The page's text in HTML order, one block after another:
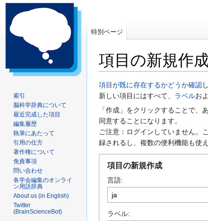
項目の新規作
ナ
ビ
ゲ
ー
シ
ョ
検
索
に
移
動
項目が既に存在するかどうか確認
新しい項目にはすべて、 ラベルお
「作成」をクリックすることで、
同意することになります。
ご注意：ログインしていません。
録されるし、複数の便利機能も使
項目の新規作成
言語:
ラベル:
特別ページ
索引
脳科学辞典について
最近完成した項目
編集履歴
執筆にあたって
引用の仕方
著作権について
免責事項
問い合わせ
各学会編集のオンライ
ン用語辞典
About us (in English)
Twitter
(BrainScienceBot)